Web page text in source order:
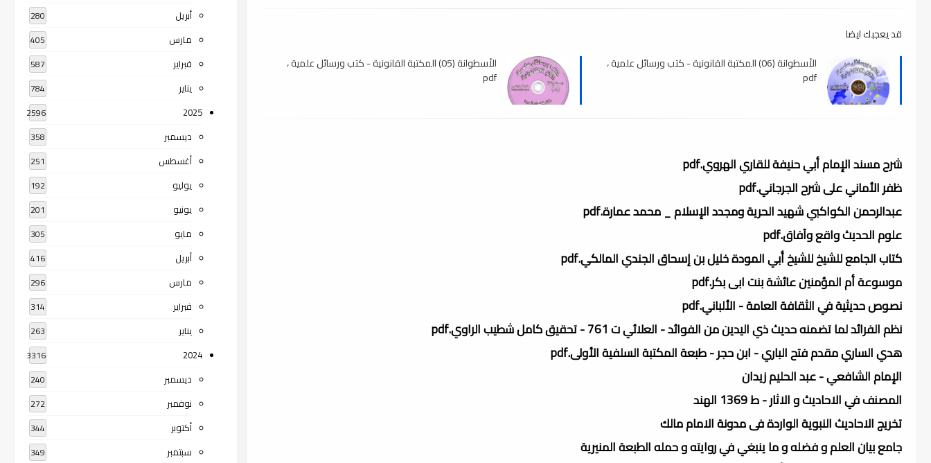
قد يعجبك ايضا
الأسطوانة (06) المكتبة القانونية - كتب ورسائل علمية ،
pdf
الأسطوانة (05) المكتبة القانونية - كتب ورسائل علمية ،
pdf
شرح مسند الإمام أبي حنيفة للقاري الهروي.pdf
ظفر الأماني على شرح الجرجاني.pdf
عبدالرحمن الكواكبي شهيد الحرية ومجدد الإسلام _ محمد عمارة.pdf
علوم الحديث واقع وآفاق.pdf
كتاب الجامع للشيخ للشيخ أبي المودة خليل بن إسحاق الجندي المالكي.pdf
موسوعة أم المؤمنين عائشة بنت ابى بكر.pdf
نصوص حديثية في الثقافة العامة - الألباني.pdf
نظم الفرائد لما تضمنه حديث ذي اليدين من الفوائد - العلائي ت 761 - تحقيق كامل شطيب الراوي.pdf
هدي الساري مقدم فتح الباري - ابن حجر - طبعة المكتبة السلفية الأولى.pdf
الإمام الشافعي - عبد الحليم زيدان
المصنف في الاحاديث و الاثار - ط 1369 الهند
تخريج الاحاديث النبوية الواردة فى مدونة الامام مالك
جامع بيان العلم و فضله و ما ينبغي في روايته و حمله الطبعة المنيرية
أبريل 280
مارس 405
فبراير 587
يناير 784
2025
2596
ديسمبر 358
أغسطس 251
يوليو 192
يونيو 201
مايو 305
أبريل 416
مارس 296
فبراير 314
يناير 263
2024
3316
ديسمبر 240
نوفمبر 272
أكتوبر 344
سبتمبر 349